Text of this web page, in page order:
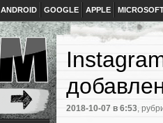
ANDROID GOOGLE APPLE
2018-10-07 в 6:53,